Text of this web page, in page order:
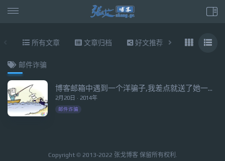
所有文章 文章归档 好文推荐 东拉西扯
邮件诈骗
2月20日 · 2014年
博客邮箱中遇到一个洋骗子,我差点就送了她一个表
邮件诈骗
Copyright © 2013-2022 张戈博客 保留所有权利.